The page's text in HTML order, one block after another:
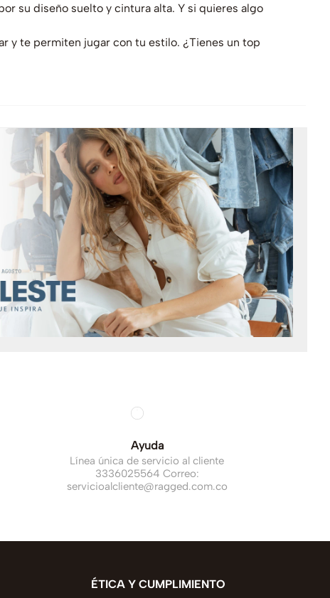
su diseño suelto y cintura alta. Y si quieres algo
y te permiten jugar con tu estilo. ¿Tienes un top
Ayuda
Línea única de servicio al cliente
3336025564 Correo:
servicioalcliente@ragged.com.co
ÉTICA Y CUMPLIMIENTO